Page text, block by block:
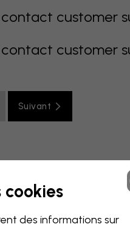
customer
customer
Suivant
turquoise
Plafond
cookies
des informations sur